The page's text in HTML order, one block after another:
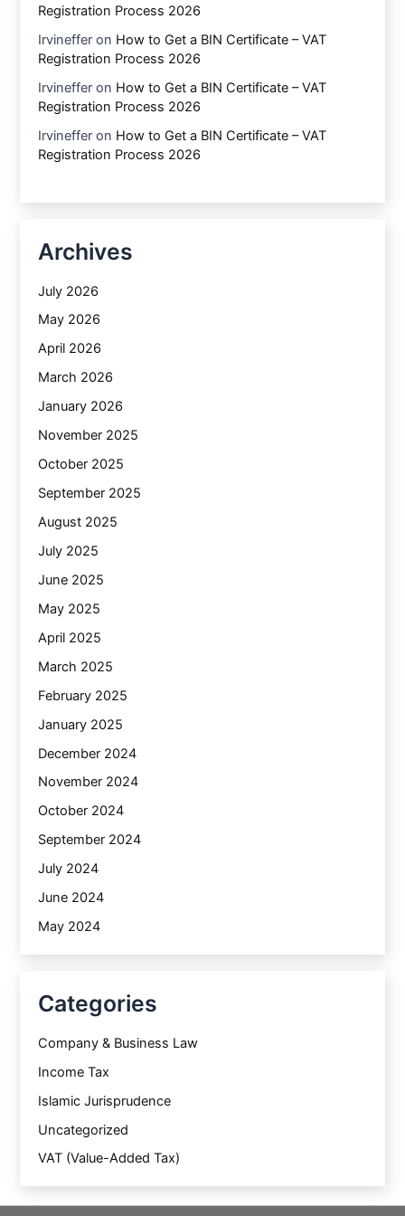
Registration Process 2026
Irvineffer on How to Get a BIN Certificate – VAT
Registration Process 2026
Irvineffer on How to Get a BIN Certificate – VAT
Registration Process 2026
Irvineffer on How to Get a BIN Certificate – VAT
Registration Process 2026
Archives
July 2026
May 2026
April 2026
March 2026
January 2026
November 2025
October 2025
September 2025
August 2025
July 2025
June 2025
May 2025
April 2025
March 2025
February 2025
January 2025
December 2024
November 2024
October 2024
September 2024
July 2024
June 2024
May 2024
Categories
Company & Business Law
Income Tax
Islamic Jurisprudence
Uncategorized
VAT (Value-Added Tax)